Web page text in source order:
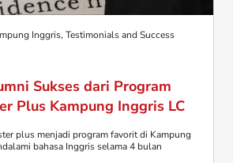
Inggris, Testimonials and Success
Sukses dari Program
Plus Kampung Inggris LC
plus menjadi program favorit di Kampung
bahasa Inggris selama 4 bulan